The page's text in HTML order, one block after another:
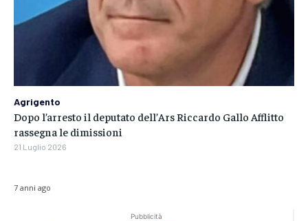
Pubblicità
7 anni ago
Agrigento
Dopo l’arresto il deputato dell’Ars Riccardo Gallo Afflitto
rassegna le dimissioni
21 Luglio 2026